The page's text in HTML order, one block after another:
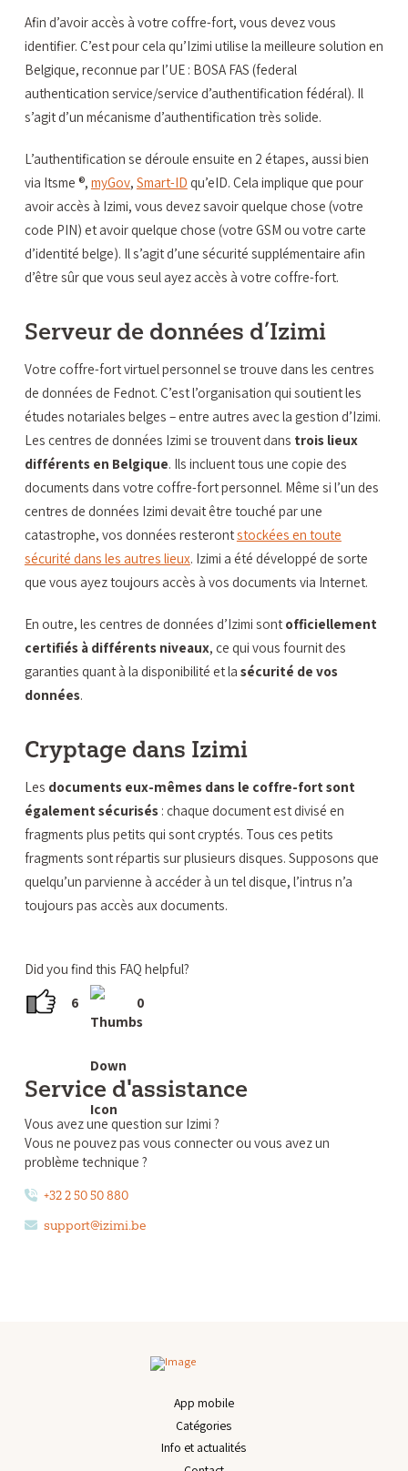
Afin d’avoir accès à votre coffre-fort, vous devez vous
identifier. C’est pour cela qu’Izimi utilise la meilleure solution en
Belgique, reconnue par l’UE : BOSA FAS (federal
authentication service/service d’authentification fédéral). Il
s’agit d’un mécanisme d’authentification très solide.
L’authentification se déroule ensuite en 2 étapes, aussi bien
via Itsme ®, myGov, Smart-ID qu’eID. Cela implique que pour
avoir accès à Izimi, vous devez savoir quelque chose (votre
code PIN) et avoir quelque chose (votre GSM ou votre carte
d’identité belge). Il s’agit d’une sécurité supplémentaire afin
d’être sûr que vous seul ayez accès à votre coffre-fort.
Serveur de données d’Izimi
Votre coffre-fort virtuel personnel se trouve dans les centres
de données de Fednot. C’est l’organisation qui soutient les
études notariales belges – entre autres avec la gestion d’Izimi.
Les centres de données Izimi se trouvent dans trois lieux
différents en Belgique. Ils incluent tous une copie des
documents dans votre coffre-fort personnel. Même si l’un des
centres de données Izimi devait être touché par une
catastrophe, vos données resterontstockées en toute
sécurité dans les autres lieux. Izimi a été développé de sorte
que vous ayez toujours accès à vos documents via Internet.
En outre, les centres de données d’Izimi sontofficiellement
certifiés à différents niveaux, ce qui vous fournit des
garanties quant à la disponibilité et la sécurité de vos
données.
Cryptage dans Izimi
Les documents eux-mêmes dans le coffre-fort sont
également sécurisés: chaque document est divisé en
fragments plus petits qui sont cryptés. Tous ces petits
fragments sont répartis sur plusieurs disques. Supposons que
quelqu’un parvienne à accéder à un tel disque, l’intrus n’a
toujours pas accès aux documents.
Did you find this FAQ helpful?
6
0
Service d'assistance
Vous avez une question sur Izimi ?
Vous ne pouvez pas vous connecter ou vous avez un
problème technique ?
+32 2 50 50 880
support@izimi.be
App mobile
Catégories
Info et actualités